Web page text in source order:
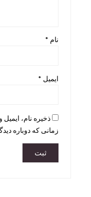
نام *
ایمیل *
ذخیره نام،
زمانی که دوباره